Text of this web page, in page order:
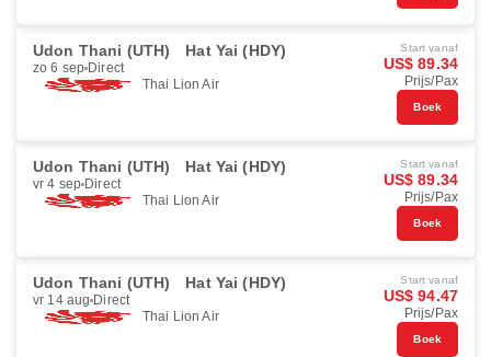
Udon Thani (UTH) Hat Yai (HDY)
zo 6 sep Direct
Thai Lion Air
Start vanaf
US$ 89.34
Prijs/Pax
Boek
Udon Thani (UTH) Hat Yai (HDY)
vr 4 sep Direct
Thai Lion Air
Start vanaf
US$ 89.34
Prijs/Pax
Boek
Udon Thani (UTH) Hat Yai (HDY)
vr 14 aug Direct
Thai Lion Air
Start vanaf
US$ 94.47
Prijs/Pax
Boek